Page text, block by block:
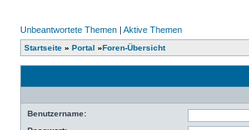
Unbeantwortete Themen | Aktive Themen
Startseite » Portal »Foren-Übersicht
Benutzername: